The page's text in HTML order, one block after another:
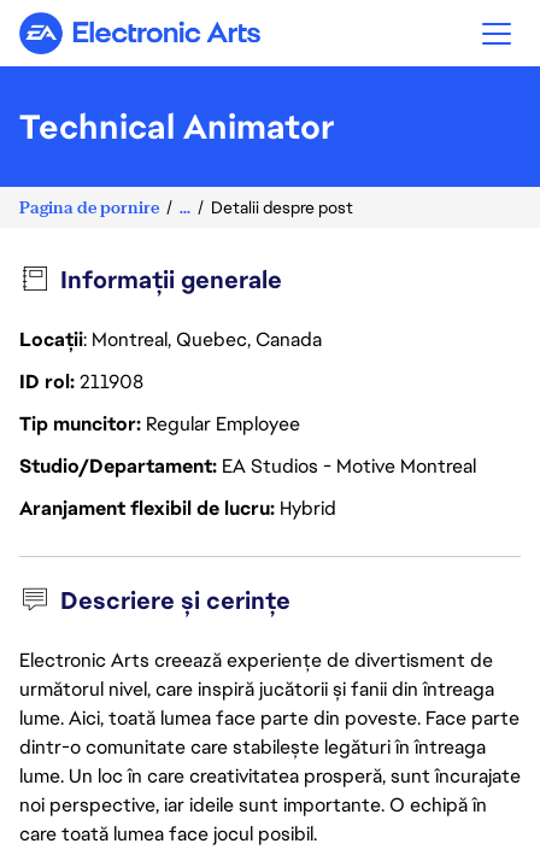
Electronic Arts
Technical Animator
Pagina de pornire ... Detalii despre post
Informații generale
Locații: Montreal, Quebec, Canada
ID rol211908
Tip muncitor Regular Employee
Studio/Departament EA Studios - Motive Montreal
Aranjament flexibil de lucru Hybrid
Descriere și cerințe
Electronic Arts creează experiențe de divertisment de
următorul nivel, care inspiră jucătorii și fanii din întreaga
lume. Aici, toată lumea face parte din poveste. Face parte
dintr-o comunitate care stabilește legături în întreaga
lume. Un loc în care creativitatea prosperă, sunt încurajate
noi perspective, iar ideile sunt importante. O echipă în
care toată lumea face jocul posibil.